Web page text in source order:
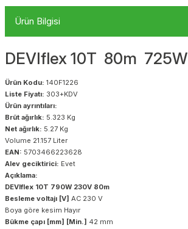
Ürün Bilgisi
DEVIflex 10T 80m 725W
Ürün Kodu: 140F1226
Liste Fiyatı: 303+KDV
Ürün ayrıntıları:
Brüt ağırlık: 5.323 Kg
Net ağırlık: 5.27 Kg
Volume 21.157 Liter
EAN: 5703466223628
Alev geciktirici: Evet
Açıklama:
DEVIflex 10T 790W 230V 80m
Besleme voltajı [V] AC 230 V
Boya göre kesim Hayır
Bükme çapı [mm] [Min.] 42 mm